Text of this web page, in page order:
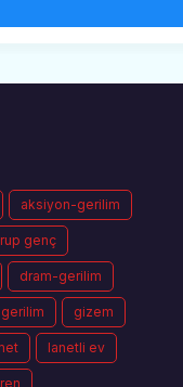
aksiyon-gerilim
genç
dram-gerilim
gerilim gizem
lanetli ev